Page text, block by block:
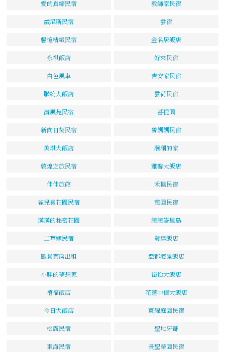
愛的真締民宿 教師家民宿
威尼斯民宿 雲宿
馨憶精緻民宿 金名居飯店
永祺飯店 好來民宿
白色風車 吉安家民宿
聯統大飯店 雲荷民宿
清風苑民宿 菩提園
新向日葵民宿 曾媽媽民宿
美琪大飯店 洄瀾的家
敦煌之旅民宿 雅馨大飯店
佳佳旅館 禾楓民宿
雀兒喜花園民宿 慈園民宿
瑛瑛的秘密花園 戀戀峇里島
二草緣民宿 發達飯店
歐景套房出租 亞都海景飯店
小胖的夢想家 岱怡大飯店
禧福飯店 花蓮中信大飯店
今日大飯店 東耀庭園民宿
松露民宿 聖地牙哥
東海民宿 長聖榮園民宿